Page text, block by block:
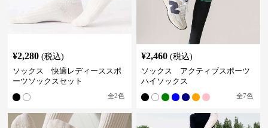
¥2,280 (税込)
ソックス 快適レディーススポ
ーツソックスセット
全2色
¥2,460 (税込)
ソックス アクティブスポーツ
ハイソックス
全7色